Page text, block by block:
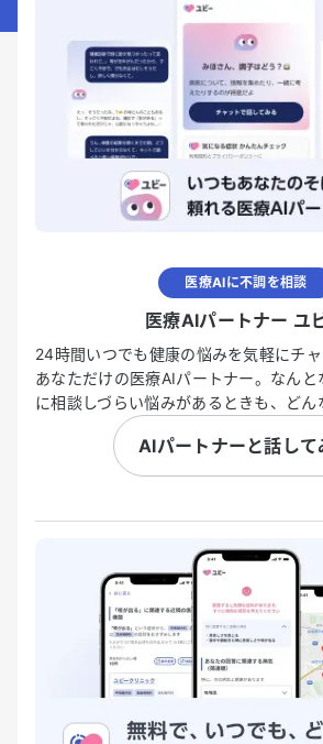
医療AIに不調を相談
医療AIパートナー ユ
24時間いつでも健康の悩みを気軽にチ
あなただけの医療AIパートナー。なんと
に相談しづらい悩みがあるときも、どん
AIパートナーと話して